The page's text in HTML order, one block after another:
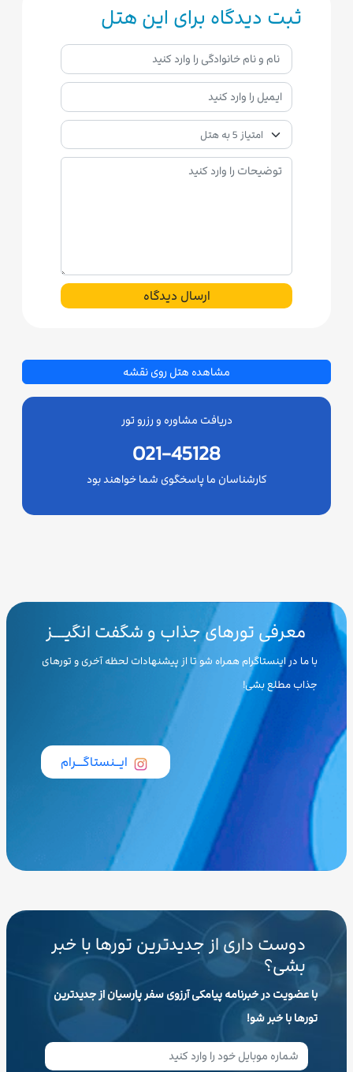
ثبت دیدگاه برای این هتل
ارسال دیدگاه
مشاهده هتل روی نقشه
دریافت مشاوره و رزرو تور
021-45128
کارشناسان ما پاسخگوی شما خواهند بود
معرفی تورهای جذاب و شگفت انگیـــز
با ما در اینستاگرام همراه شو تا از پیشنهادات لحظه آخری و تورهای
جذاب مطلع بشی!
ایــنستاگـــرام
دوست داری از جدیدترین تورها با خبر
بشی؟
با عضویت در خبرنامه پیامکی آرزوی سفر پارسیان از جدیدترین
تورها با خبر شو!